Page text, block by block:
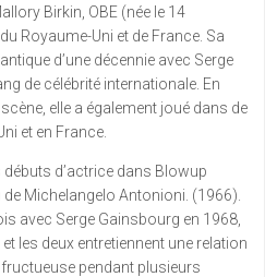
Birkin, OBE (née le 14
Royaume-Uni et de France. Sa
d’une décennie avec Serge
de célébrité internationale. En
elle a également joué dans de
et en France.
d’actrice dans Blowup
Michelangelo Antonioni. (1966).
avec Serge Gainsbourg en 1968,
les deux entretiennent une relation
pendant plusieurs